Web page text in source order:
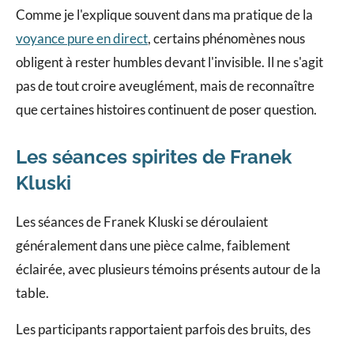
Comme je l'explique souvent dans ma pratique de la
voyance pure en direct, certains phénomènes nous
obligent à rester humbles devant l'invisible. Il ne s'agit
pas de tout croire aveuglément, mais de reconnaître
que certaines histoires continuent de poser question.
Les séances spirites de Franek
Kluski
Les séances de Franek Kluski se déroulaient
généralement dans une pièce calme, faiblement
éclairée, avec plusieurs témoins présents autour de la
table.
Les participants rapportaient parfois des bruits, des